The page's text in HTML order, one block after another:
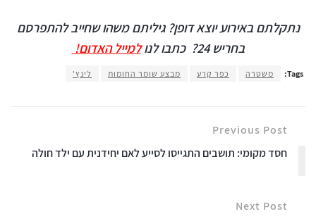
נתקלתם באירוע יוצא דופן? גיליתם משהו שחייב להתפרסם
בחריש 24?
כתבו לנולמייל האדום!
Tags: משטרה כפר קרע מבצע שומר החומות לינץ'
Previous Post
חסד מקומי: תושבים התגייסו לסייע לאם יחידנית עם ילד חולה
Next Post